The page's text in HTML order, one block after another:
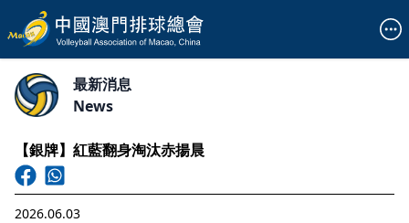
最新消息
News
【銀牌】紅藍翻身淘汰赤揚晨
2026.06.03